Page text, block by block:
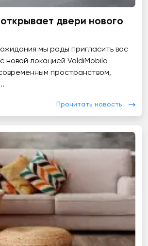
двери нового
мы рады пригласить вас
новой локацией ValdiMobila —
пространством,
Прочитать новость